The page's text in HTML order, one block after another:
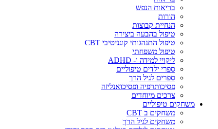
בריאות הנפש
הורות
הנחיית קבוצות
טיפול בהבעה ביצירה
טיפול התנהגותי קוגניטיבי CBT
טיפול משפחתי
ליקויי למידה ו- ADHD
ספרי ילדים טיפוליים
ספרים לגיל הרך
פסיכותרפיה ופסיכואנליזה
צרכים מיוחדים
משחקים טיפוליים
משחקים ב CBT
משחקים לגיל הרך